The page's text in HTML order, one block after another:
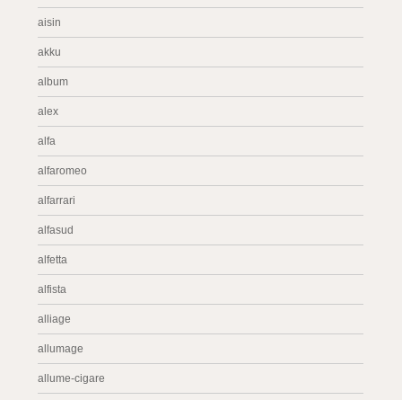
aisin
akku
album
alex
alfa
alfaromeo
alfarrari
alfasud
alfetta
alfista
alliage
allumage
allume-cigare